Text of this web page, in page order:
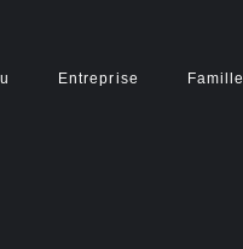
Entreprise Famille